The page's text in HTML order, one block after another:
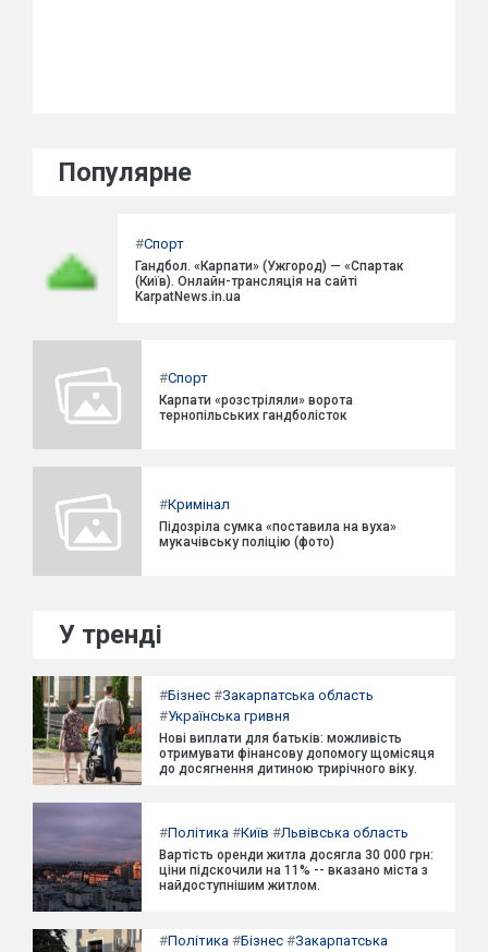
Популярне
#Спорт
Гандбол. «Карпати» (Ужгород) — «Спартак
(Київ). Онлайн-трансляція на сайті
KarpatNews.in.ua
#Спорт
Карпати «розстріляли» ворота
тернопільських гандболісток
#Кримінал
Підозріла сумка «поставила на вуха»
мукачівську поліцію (фото)
У тренді
#Бізнес #Закарпатська область
#Українська гривня
Нові виплати для батьків: можливість
отримувати фінансову допомогу щомісяця
до досягнення дитиною трирічного віку.
#Політика #Київ #Львівська область
Вартість оренди житла досягла 30 000 грн:
ціни підскочили на 11% -- вказано міста з
найдоступнішим житлом.
#Політика #Бізнес #Закарпатська